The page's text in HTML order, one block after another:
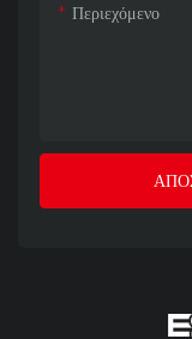
Περιεχόμενο